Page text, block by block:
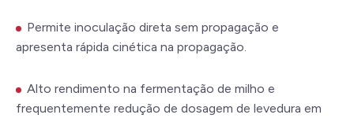
Permite inoculação direta sem propagação e
apresenta rápida cinética na propagação.
Alto rendimento na fermentação de milho e
frequentemente redução de dosagem de levedura em